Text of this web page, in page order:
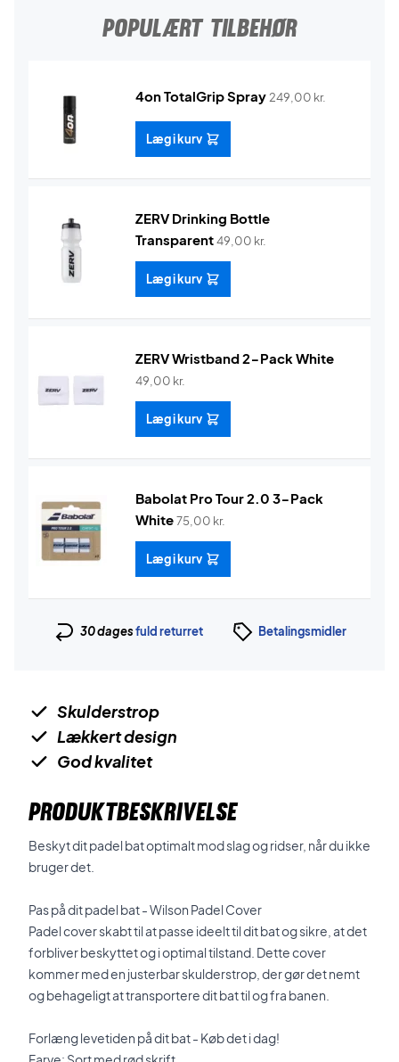
POPULÆRT TILBEHØR
4on TotalGrip Spray 249,00 kr.
Læg i kurv
ZERV Drinking Bottle
Transparent49,00 kr.
Læg i kurv
ZERV Wristband 2-Pack White
49,00 kr.
Læg i kurv
Babolat Pro Tour 2.0 3-Pack
White75,00 kr.
Læg i kurv
30 dagesfuld returret Betalingsmidler
Skulderstrop
Lækkert design
God kvalitet
PRODUKTBESKRIVELSE
Beskyt dit padel bat optimalt mod slag og ridser, når du ikke
bruger det.
Pas på dit padel bat - Wilson Padel Cover
Padel cover skabt til at passe ideelt til dit bat og sikre, at det
forbliver beskyttet og i optimal tilstand. Dette cover
kommer med en justerbar skulderstrop, der gør det nemt
og behageligt at transportere dit bat til og fra banen.
Forlæng levetiden på dit bat - Køb det i dag!